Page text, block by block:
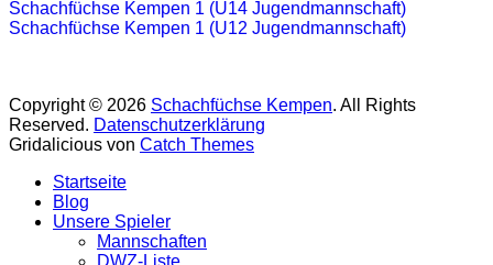
Schachfüchse Kempen 1 (U14 Jugendmannschaft)
Schachfüchse Kempen 1 (U12 Jugendmannschaft)
Copyright © 2026 Schachfüchse Kempen. All Rights
Reserved. Datenschutzerklärung
Gridalicious von Catch Themes
oben
scrollen
Startseite
Blog
Unsere Spieler
Mannschaften
DWZ-Liste